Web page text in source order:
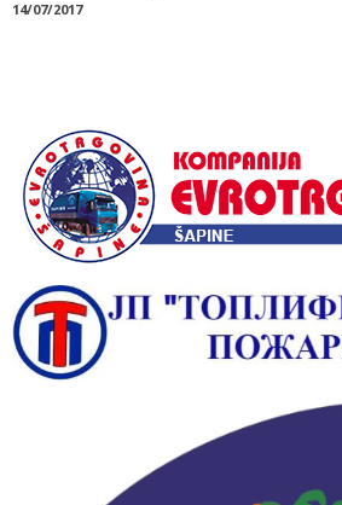
14/07/2017